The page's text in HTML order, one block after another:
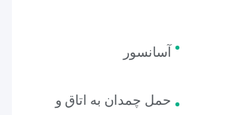
آسانسور
حمل چمدان به اتاق و